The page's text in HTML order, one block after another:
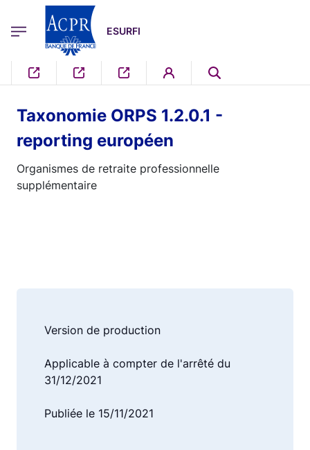
ESURFI Menu Principal
ESURFI
Taxonomie ORPS 1.2.0.1 -
reporting européen
Organismes de retraite professionnelle
supplémentaire
Version de production
Applicable à compter de l'arrêté du
31/12/2021
Publiée le 15/11/2021